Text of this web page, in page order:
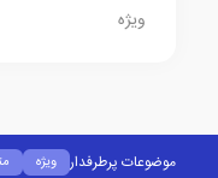
ویژه
موضوعات پرطرفدار ویژه